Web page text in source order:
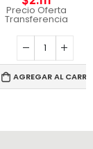
Precio Oferta
Transferencia
AGREGAR AL